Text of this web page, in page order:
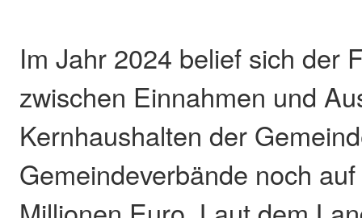
Im Jahr 2024 belief sich der
zwischen Einnahmen und
Kernhaushalten der
Gemeindeverbände noch